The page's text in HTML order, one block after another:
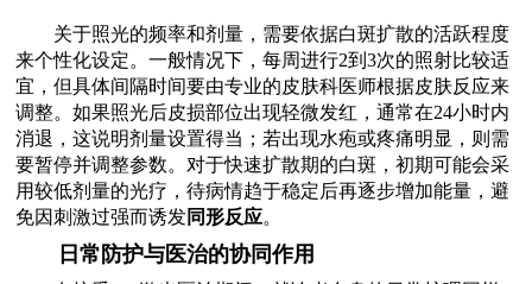
关于照光的频率和剂量，需要依据白斑扩散的活跃程度
来个性化设定。一般情况下，每周进行2到3次的照射比较适
宜，但具体间隔时间要由专业的皮肤科医师根据皮肤反应来
调整。如果照光后皮损部位出现轻微发红，通常在24小时内
消退，这说明剂量设置得当；若出现水疱或疼痛明显，则需
要暂停并调整参数。对于快速扩散期的白斑，初期可能会采
用较低剂量的光疗，待病情趋于稳定后再逐步增加能量，避
免因刺激过强而诱发同形反应。
日常防护与医治的协同作用